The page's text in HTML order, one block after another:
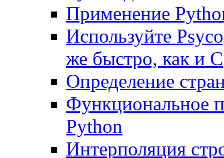
Применение
Используйте
же быстро, как и С
Определение
Функциональное
Python
Интерполяция